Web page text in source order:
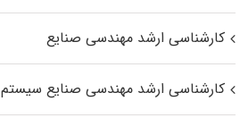
کارشناسی ارشد مهندسی صنایع
کارشناسی ارشد مهندسی صنایع سیستم